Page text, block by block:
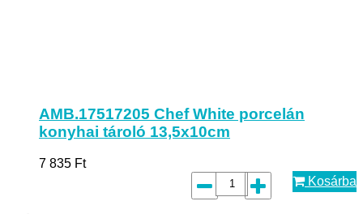
AMB.17517205 Chef White porcelán
konyhai tároló 13,5x10cm
7 835 Ft
Kosárba